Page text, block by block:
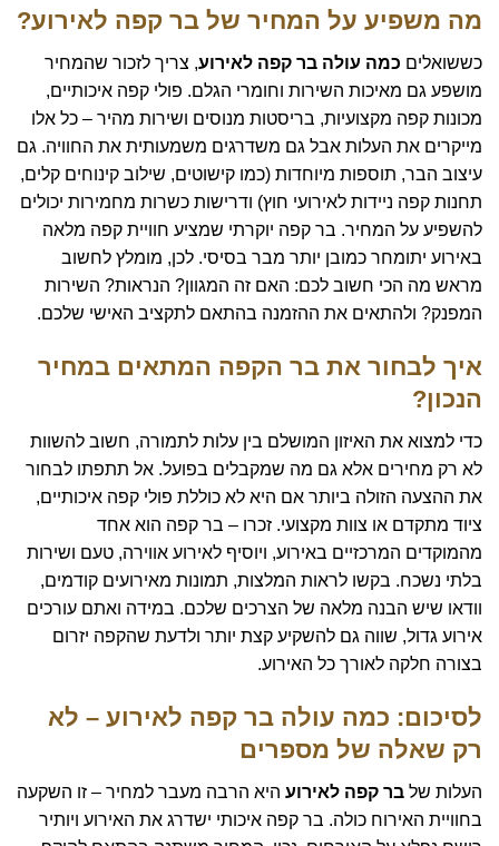
מה משפיע על המחיר של בר קפה לאירוע?
כששואלים כמה עולה בר קפה לאירוע, צריך לזכור שהמחיר
מושפע גם מאיכות השירות וחומרי הגלם. פולי קפה איכותיים,
מכונות קפה מקצועיות, בריסטות מנוסים ושירות מהיר – כל אלו
מייקרים את העלות אבל גם משדרגים משמעותית את החוויה. גם
עיצוב הבר, תוספות מיוחדות (כמו קישוטים, שילוב קינוחים קלים,
תחנות קפה ניידות לאירועי חוץ) ודרישות כשרות מחמירות יכולים
להשפיע על המחיר. בר קפה יוקרתי שמציע חוויית קפה מלאה
באירוע יתומחר כמובן יותר מבר בסיסי. לכן, מומלץ לחשוב
מראש מה הכי חשוב לכם: האם זה המגוון? הנראות? השירות
המפנק? ולהתאים את ההזמנה בהתאם לתקציב האישי שלכם.
איך לבחור את בר הקפה המתאים במחיר
הנכון?
כדי למצוא את האיזון המושלם בין עלות לתמורה, חשוב להשוות
לא רק מחירים אלא גם מה שמקבלים בפועל. אל תתפתו לבחור
את ההצעה הזולה ביותר אם היא לא כוללת פולי קפה איכותיים,
ציוד מתקדם או צוות מקצועי. זכרו – בר קפה הוא אחד
מהמוקדים המרכזיים באירוע, ויוסיף לאירוע אווירה, טעם ושירות
בלתי נשכח. בקשו לראות המלצות, תמונות מאירועים קודמים,
וודאו שיש הבנה מלאה של הצרכים שלכם. במידה ואתם עורכים
אירוע גדול, שווה גם להשקיע קצת יותר ולדעת שהקפה יזרום
בצורה חלקה לאורך כל האירוע.
לסיכום: כמה עולה בר קפה לאירוע – לא
רק שאלה של מספרים
העלות של בר קפה לאירוע היא הרבה מעבר למחיר – זו השקעה
בחוויית האירוח כולה. בר קפה איכותי ישדרג את האירוע ויותיר